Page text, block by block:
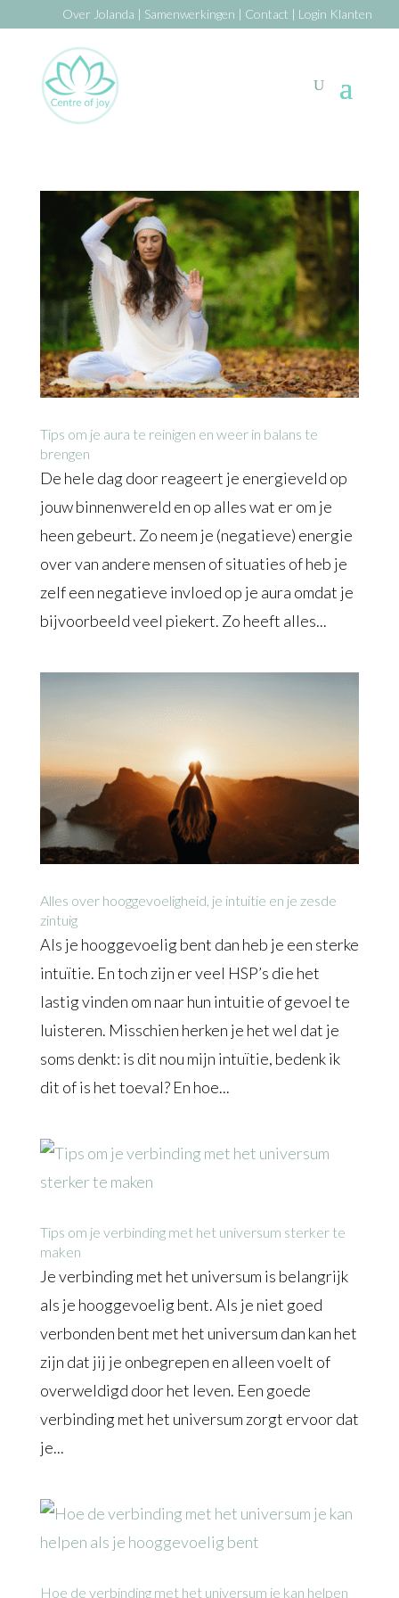
Over Jolanda | Samenwerkingen | Contact | Login Klanten
Tips om je aura te reinigen en weer in balans te
brengen
De hele dag door reageert je energieveld op
jouw binnenwereld en op alles wat er om je
heen gebeurt. Zo neem je (negatieve) energie
over van andere mensen of situaties of heb je
zelf een negatieve invloed op je aura omdat je
bijvoorbeeld veel piekert. Zo heeft alles...
Alles over hooggevoeligheid, je intuitie en je zesde
zintuig
Als je hooggevoelig bent dan heb je een sterke
intuïtie. En toch zijn er veel HSP’s die het
lastig vinden om naar hun intuitie of gevoel te
luisteren. Misschien herken je het wel dat je
soms denkt: is dit nou mijn intuïtie, bedenk ik
dit of is het toeval? En hoe...
Tips om je verbinding met het universum sterker te
maken
Je verbinding met het universum is belangrijk
als je hooggevoelig bent. Als je niet goed
verbonden bent met het universum dan kan het
zijn dat jij je onbegrepen en alleen voelt of
overweldigd door het leven. Een goede
verbinding met het universum zorgt ervoor dat
je...
Hoe de verbinding met het universum je kan helpen